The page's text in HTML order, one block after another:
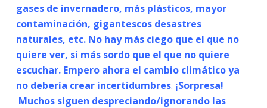
gases de invernadero, más plásticos, mayor
contaminación, gigantescos desastres
naturales, etc. No hay más ciego que el que no
quiere ver, si más sordo que el que no quiere
escuchar. Empero ahora el cambio climático ya
no debería crear incertidumbres. ¡Sorpresa!
Muchos siguen despreciando/ignorando las